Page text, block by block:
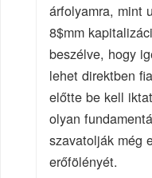
árfolyamra, mint
8$mm
beszélve, hogy
lehet direktben
előtte be kell
olyan
szavatolják még
erőfölényét.